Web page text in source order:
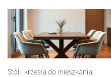
Stół i krzesła do mieszkania